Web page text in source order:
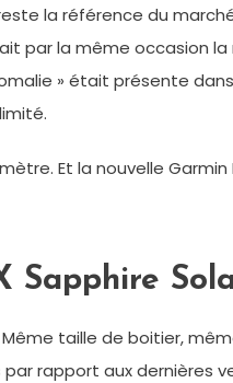
la référence du
par la même occasion
» était présente
Et la nouvelle Garmin
Sapphire
taille de boitier,
rapport aux dernières